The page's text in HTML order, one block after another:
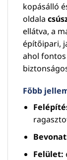
kopásálló
oldala
ellátva, a
építőipari,
ahol
Főbb
Felület: